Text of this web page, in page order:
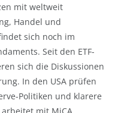
mit weltweit
Handel und
sich noch im
Seit den ETF-
sich die Diskussionen
In den USA prüfen
Politiken und klarere